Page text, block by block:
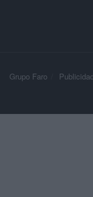
Grupo Faro Publicidad